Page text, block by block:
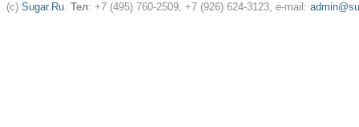
(c) Sugar.Ru. Тел: +7 (495) 760-2509, +7 (926) 624-3123, e-mail: